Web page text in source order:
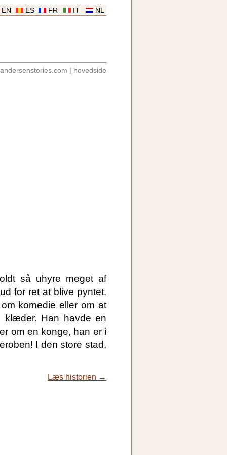
NL
IT
FR
ES
EN
andersenstories.com hovedside
så uhyre meget af
for ret at blive pyntet.
komedie eller om at
klæder. Han havde en
om en konge, han er i
I den store stad,
Læs historien →